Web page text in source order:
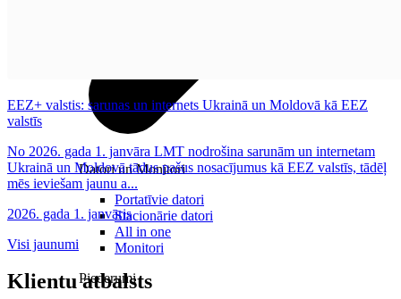
Datori un Monitori
Portatīvie datori
Stacionārie datori
All in one
Monitori
Piederumi
EEZ+ valstis: sarunas un internets Ukrainā un Moldovā kā EEZ
valstīs
No 2026. gada 1. janvāra LMT nodrošina sarunām un internetam
Ukrainā un Moldovā tādus pašus nosacījumus kā EEZ valstīs, tādēļ
mēs ieviešam jaunu a...
2026. gada 1. janvāris
Visi jaunumi
Klientu atbalsts